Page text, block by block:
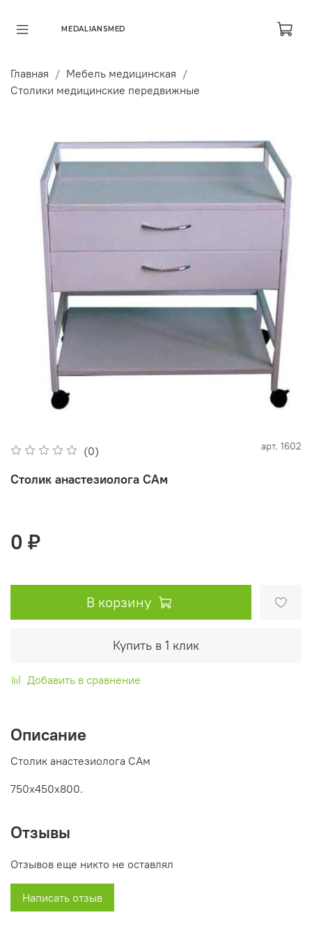
MEDALIANSMED
Главная
Мебель медицинская
Столики медицинские передвижные
(0) арт. 1602
Столик анастезиолога САм
0 ₽
В корзину
Купить в 1 клик
Добавить в сравнение
Описание
Столик анастезиолога САм
750х450х800.
Отзывы
Отзывов еще никто не оставлял
Написать отзыв